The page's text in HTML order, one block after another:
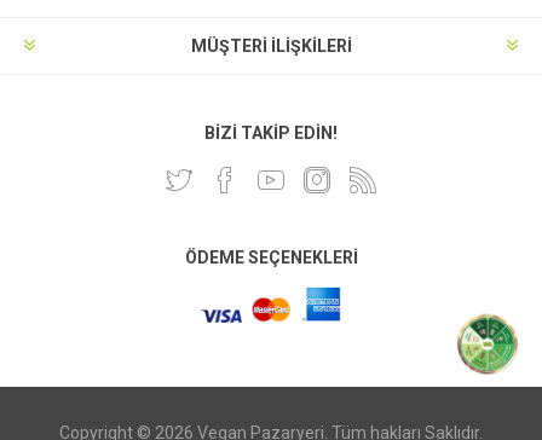
MÜŞTERI İLIŞKILERI
BIZI TAKIP EDIN!
ÖDEME SEÇENEKLERI
Copyright © 2026 Vegan Pazaryeri. Tüm hakları Saklıdır.